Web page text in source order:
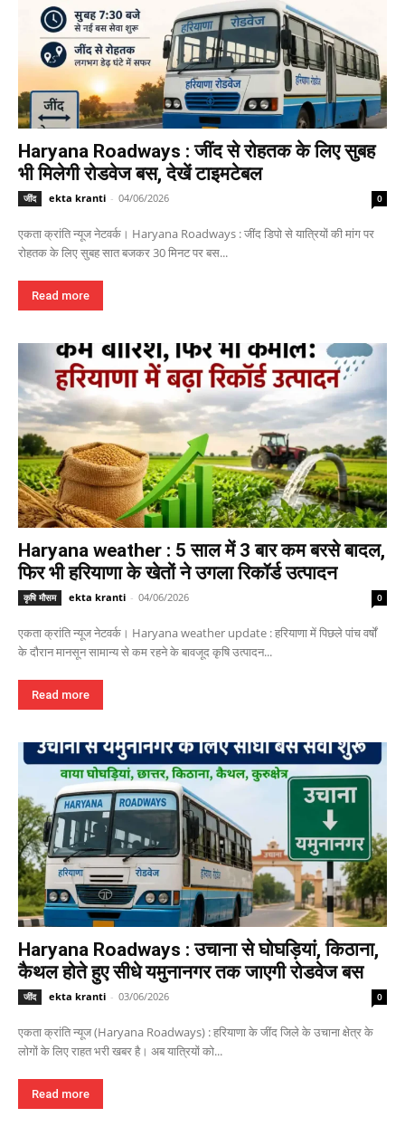
Haryana Roadways : जींद से रोहतक के लिए सुबह
भी मिलेगी रोडवेज बस, देखें टाइमटेबल
जींद ekta kranti - 04/06/2026 0
एकता क्रांति न्यूज नेटवर्क। Haryana Roadways : जींद डिपो से यात्रियों की मांग पर
रोहतक के लिए सुबह सात बजकर 30 मिनट पर बस...
Read more
Haryana weather : 5 साल में 3 बार कम बरसे बादल,
फिर भी हरियाणा के खेतों ने उगला रिकॉर्ड उत्पादन
कृषि मौसम ekta kranti - 04/06/2026 0
एकता क्रांति न्यूज नेटवर्क। Haryana weather update : हरियाणा में पिछले पांच वर्षों
के दौरान मानसून सामान्य से कम रहने के बावजूद कृषि उत्पादन...
Read more
Haryana Roadways : उचाना से घोघड़ियां, किठाना,
कैथल होते हुए सीधे यमुनानगर तक जाएगी रोडवेज बस
जींद ekta kranti - 03/06/2026 0
एकता क्रांति न्यूज (Haryana Roadways) : हरियाणा के जींद जिले के उचाना क्षेत्र के
लोगों के लिए राहत भरी खबर है। अब यात्रियों को...
Read more